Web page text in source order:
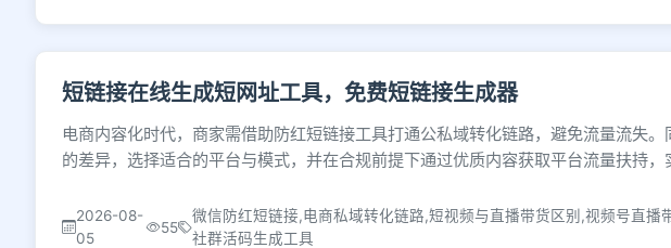
短链接在线生成短网址工具，免费短链接生成器
电商内容化时代，商家需借助防红短链接工具打通公私域转化链路，避免流量流失
的差异，选择适合的平台与模式，并在合规前提下通过优质内容获取平台流量扶持，
2026-08-
05
55
微信防红短链接,电商私域转化链路,短视频与直播带货区别,视频号直播
社群活码生成工具